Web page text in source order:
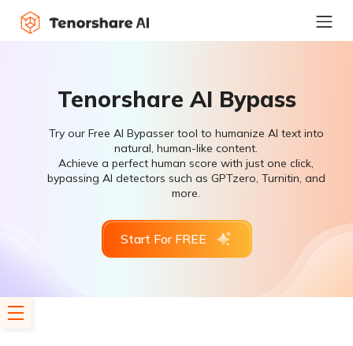
Tenorshare AI Bypass
Try our Free AI Bypasser tool to humanize AI text into
natural, human-like content.
Achieve a perfect human score with just one click,
bypassing AI detectors such as GPTzero, Turnitin, and
more.
Start For FREE